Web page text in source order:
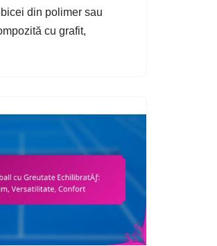
din polimer sau
cu grafit,